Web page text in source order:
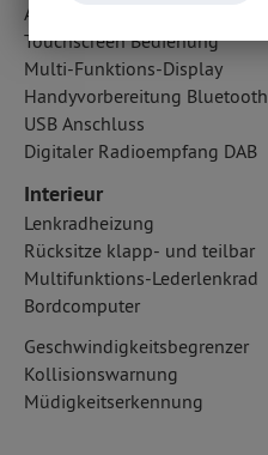
Android Auto u. Apple CarPlay
Touchscreen Bedienung
Multi-Funktions-Display
Handyvorbereitung Bluetooth
USB Anschluss
Digitaler Radioempfang DAB
Interieur
Lenkradheizung
Rücksitze klapp- und teilbar
Multifunktions-Lederlenkrad
Bordcomputer
Geschwindigkeitsbegrenzer
Kollisionswarnung
Müdigkeitserkennung